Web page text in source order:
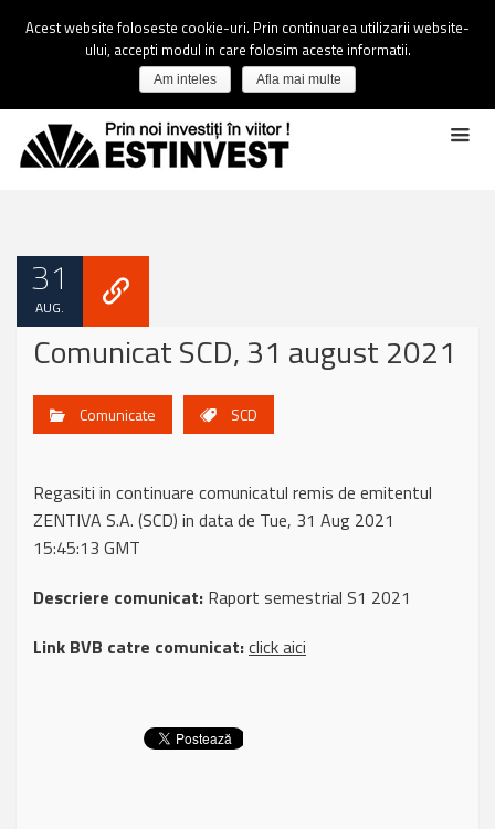
31
AUG.
Comunicat SCD, 31 august 2021
Comunicate SCD
Regasiti in continuare comunicatul remis de emitentul
ZENTIVA S.A. (SCD) in data de Tue, 31 Aug 2021
15:45:13 GMT
Descriere comunicat: Raport semestrial S1 2021
Link BVB catre comunicat:click aici
Acest website foloseste cookie-uri. Prin continuarea utilizarii website-
ului, accepti modul in care folosim aceste informatii.
Am inteles Afla mai multe